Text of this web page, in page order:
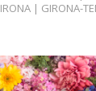
| GIRONA-